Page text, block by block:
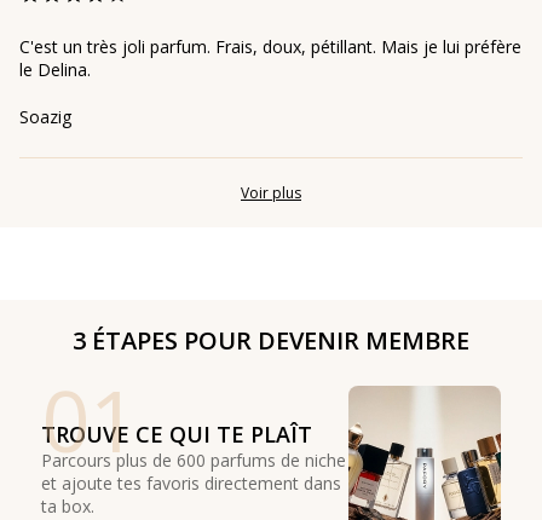
C'est un très joli parfum. Frais, doux, pétillant. Mais je lui préfère
le Delina.
Soazig
Voir plus
3 ÉTAPES POUR DEVENIR MEMBRE
01
TROUVE CE QUI TE PLAÎT
Parcours plus de 600 parfums de niche
et ajoute tes favoris directement dans
ta box.